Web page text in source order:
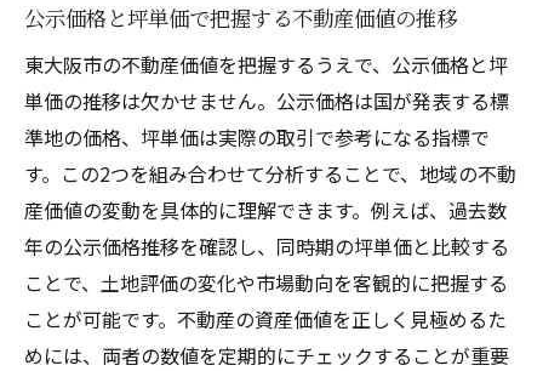
公示価格と坪単価で把握する不動産価値の推移
東大阪市の不動産価値を把握するうえで、公示価格と坪
単価の推移は欠かせません。公示価格は国が発表する標
準地の価格、坪単価は実際の取引で参考になる指標で
す。この2つを組み合わせて分析することで、地域の不動
産価値の変動を具体的に理解できます。例えば、過去数
年の公示価格推移を確認し、同時期の坪単価と比較する
ことで、土地評価の変化や市場動向を客観的に把握する
ことが可能です。不動産の資産価値を正しく見極めるた
めには、両者の数値を定期的にチェックすることが重要